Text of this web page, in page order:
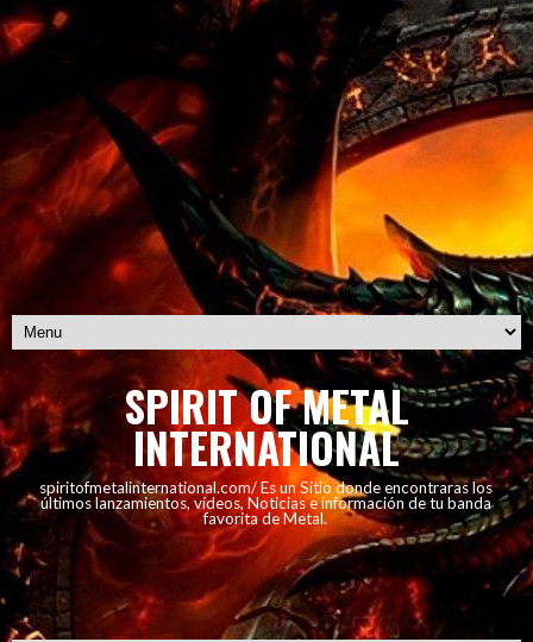
SPIRIT OF METAL
INTERNATIONAL
spiritofmetalinternational.com/ Es un Sitio donde encontraras los
últimos lanzamientos, vídeos, Noticias e información de tu banda
favorita de Metal.